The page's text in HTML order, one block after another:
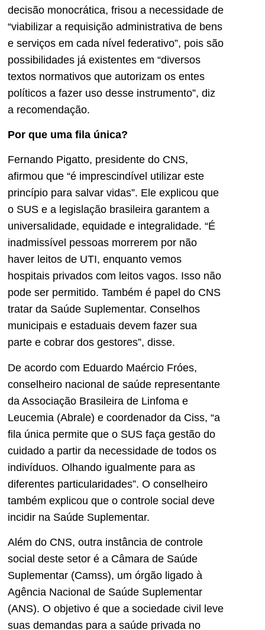
decisão monocrática, frisou a necessidade de
“viabilizar a requisição administrativa de bens
e serviços em cada nível federativo”, pois são
possibilidades já existentes em “diversos
textos normativos que autorizam os entes
políticos a fazer uso desse instrumento”, diz
a recomendação.
Por que uma fila única?
Fernando Pigatto, presidente do CNS,
afirmou que “é imprescindível utilizar este
princípio para salvar vidas”. Ele explicou que
o SUS e a legislação brasileira garantem a
universalidade, equidade e integralidade. “É
inadmissível pessoas morrerem por não
haver leitos de UTI, enquanto vemos
hospitais privados com leitos vagos. Isso não
pode ser permitido. Também é papel do CNS
tratar da Saúde Suplementar. Conselhos
municipais e estaduais devem fazer sua
parte e cobrar dos gestores”, disse.
De acordo com Eduardo Maércio Fróes,
conselheiro nacional de saúde representante
da Associação Brasileira de Linfoma e
Leucemia (Abrale) e coordenador da Ciss, “a
fila única permite que o SUS faça gestão do
cuidado a partir da necessidade de todos os
indivíduos. Olhando igualmente para as
diferentes particularidades”. O conselheiro
também explicou que o controle social deve
incidir na Saúde Suplementar.
Além do CNS, outra instância de controle
social deste setor é a Câmara de Saúde
Suplementar (Camss), um órgão ligado à
Agência Nacional de Saúde Suplementar
(ANS). O objetivo é que a sociedade civil leve
suas demandas para a saúde privada no